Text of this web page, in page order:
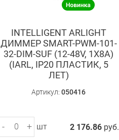
INTELLIGENT ARLIGHT
ДИММЕР SMART-PWM-101-
32-DIM-SUF (12-48V, 1X8A)
(IARL, IP20 ПЛАСТИК, 5
ЛЕТ)
Артикул: 050416
- + шт 2 176.86 руб.